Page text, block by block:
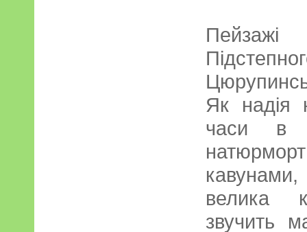
Пейзажі
Як надія
часи в
велика
звучить